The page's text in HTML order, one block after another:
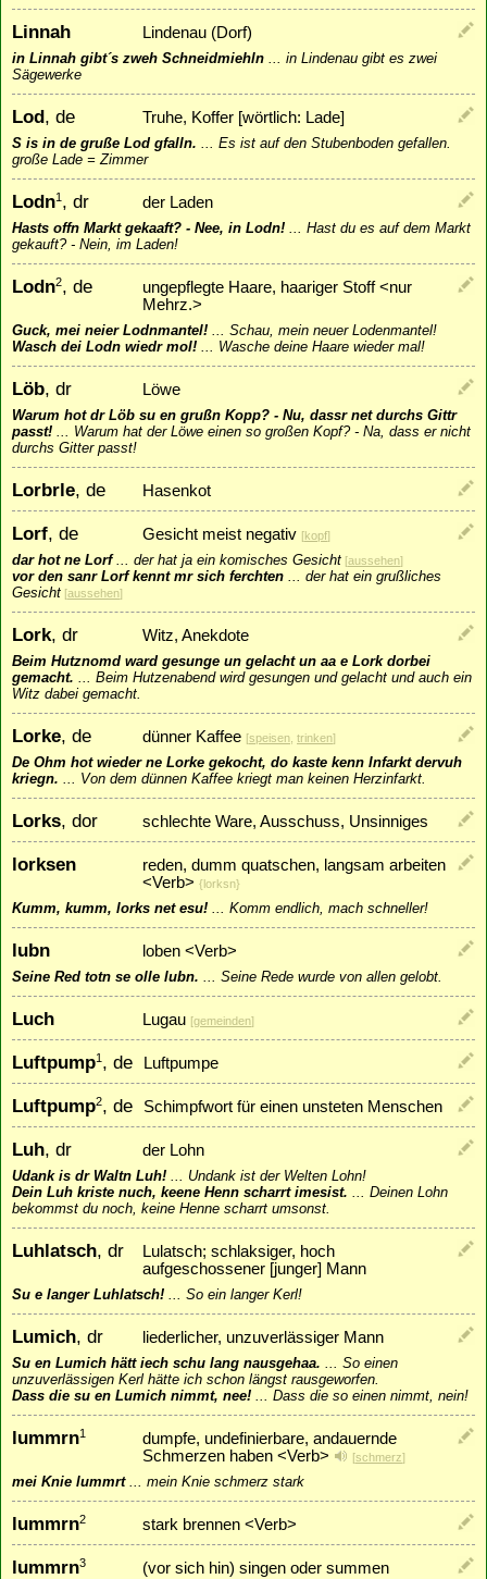
Linnah Lindenau (Dorf)
in Linnah gibt´s zweh Schneidmiehln ... in Lindenau gibt es zwei
Sägewerke
Lod, de Truhe, Koffer [wörtlich: Lade]
S is in de gruße Lod gfalln. ... Es ist auf den Stubenboden gefallen.
große Lade = Zimmer
Lodn1, dr der Laden
Hasts offn Markt gekaaft? - Nee, in Lodn! ... Hast du es auf dem Markt
gekauft? - Nein, im Laden!
Lodn2, de
ungepflegte Haare, haariger Stoff <nur
Mehrz.>
Guck, mei neier Lodnmantel! ... Schau, mein neuer Lodenmantel!
Wasch dei Lodn wiedr mol! ... Wasche deine Haare wieder mal!
Löb, dr Löwe
Warum hot dr Löb su en grußn Kopp? - Nu, dassr net durchs Gittr
passt! ... Warum hat der Löwe einen so großen Kopf? - Na, dass er nicht
durchs Gitter passt!
Lorbrle, de Hasenkot
Lorf, de Gesicht meist negativ [kopf]
dar hot ne Lorf... der hat ja ein komisches Gesicht [aussehen]
vor den sanr Lorf kennt mr sich ferchten ... der hat ein grußliches
Gesicht [aussehen]
Lork, dr Witz, Anekdote
Beim Hutznomd ward gesunge un gelacht un aa e Lork dorbei
gemacht. ... Beim Hutzenabend wird gesungen und gelacht und auch ein
Witz dabei gemacht.
Lorke, de dünner Kaffee [speisen trinken]
De Ohm hot wieder ne Lorke gekocht, do kaste kenn Infarkt dervuh
kriegn. ... Von dem dünnen Kaffee kriegt man keinen Herzinfarkt.
Lorks, dor schlechte Ware, Ausschuss, Unsinniges
lorksen
reden, dumm quatschen, langsam arbeiten
<Verb> {lorksn}
Kumm, kumm, lorks net esu! ... Komm endlich, mach schneller!
lubn loben <Verb>
Seine Red totn se olle lubn. ... Seine Rede wurde von allen gelobt.
Luch Lugau [gemeinden]
Luftpump1, de Luftpumpe
Luftpump2, de Schimpfwort für einen unsteten Menschen
Luh, dr der Lohn
Udank is dr Waltn Luh! ... Undank ist der Welten Lohn!
Dein Luh kriste nuch, keene Henn scharrt imesist. ... Deinen Lohn
bekommst du noch, keine Henne scharrt umsonst.
Luhlatsch, dr
Lulatsch; schlaksiger, hoch
aufgeschossener [junger] Mann
Su e langer Luhlatsch! ... So ein langer Kerl!
Lumich, dr liederlicher, unzuverlässiger Mann
Su en Lumich hätt iech schu lang nausgehaa. ... So einen
unzuverlässigen Kerl hätte ich schon längst rausgeworfen.
Dass die su en Lumich nimmt, nee! ... Dass die so einen nimmt, nein!
lummrn1
dumpfe, undefinierbare, andauernde
Schmerzen haben <Verb>
[schmerz]
mei Knie lummrt... mein Knie schmerz stark
lummrn2 stark brennen <Verb>
lummrn3 (vor sich hin) singen oder summen